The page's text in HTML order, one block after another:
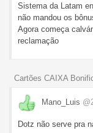
Sistema da Latam
não mandou os
Agora começa
reclamação
Cartões CAIXA
Mano_Luis
Dotz não serve pra